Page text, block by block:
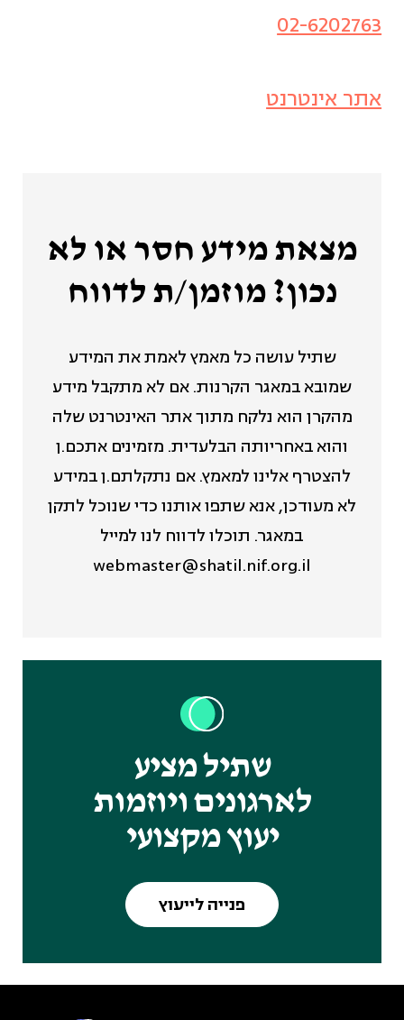
02-6202763
אתר אינטרנט
מצאת מידע חסר או לא
נכון? מוזמן/ת לדווח
שתיל עושה כל מאמץ לאמת את המידע
שמובא במאגר הקרנות. אם לא מתקבל מידע
מהקרן הוא נלקח מתוך אתר האינטרנט שלה
והוא באחריותה הבלעדית. מזמינים אתכם.ן
להצטרף אלינו למאמץ. אם נתקלתם.ן במידע
לא מעודכן, אנא שתפו אותנו כדי שנוכל לתקן
במאגר. תוכלו לדווח לנו למייל
webmaster@shatil.nif.org.il
שתיל מציע
לארגונים ויוזמות
יעוץ מקצועי
פנייה לייעוץ